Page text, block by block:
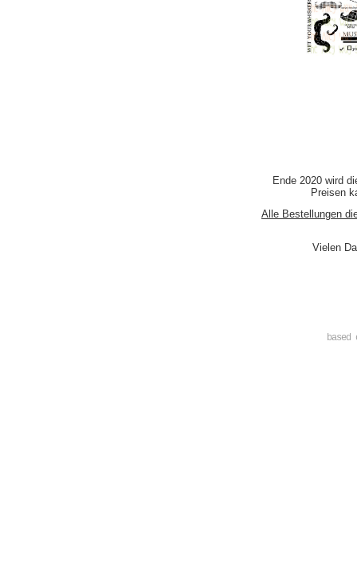
Ende 2020 wird
Preisen
Alle Bestellungen
Vielen